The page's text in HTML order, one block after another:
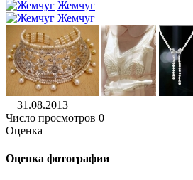
Жемчуг
Жемчуг
31.08.2013
Число просмотров 0
Оценка
Оценка фотографии